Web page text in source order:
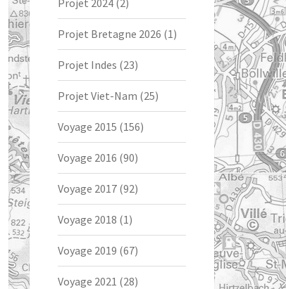
Projet 2024(2)
Projet Bretagne 2026 (1)
Projet Indes (23)
Projet Viet-Nam (25)
Voyage 2015 (156)
Voyage 2016 (90)
Voyage 2017(92)
Voyage 2018 (1)
Voyage 2019 (67)
Voyage 2021 (28)